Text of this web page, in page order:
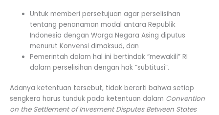
Untuk memberi persetujuan agar perselisihan
tentang penanaman modal antara Republik
Indonesia dengan Warga Negara Asing diputus
menurut Konvensi dimaksud, dan
Pemerintah dalam hal ini bertindak “mewakili” RI
dalam perselisihan dengan hak “subtitusi”.
Adanya ketentuan tersebut, tidak berarti bahwa setiap
sengkera harus tunduk pada ketentuan dalam Convention
on the Settlement of Invesment Disputes Between States